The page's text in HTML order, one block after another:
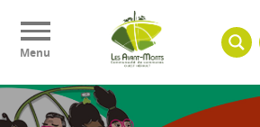
Menu
Panneau de gestion des cookies